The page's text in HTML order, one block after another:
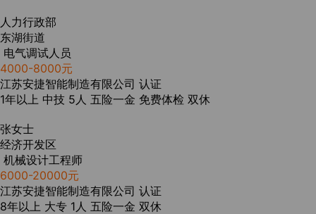
人力行政部
东湖街道
电气调试人员
4000-8000元
江苏安捷智能制造有限公司 认证
1年以上 中技 5人 五险一金 免费体检 双休
张女士
经济开发区
机械设计工程师
6000-20000元
江苏安捷智能制造有限公司 认证
8年以上 大专 1人 五险一金 双休